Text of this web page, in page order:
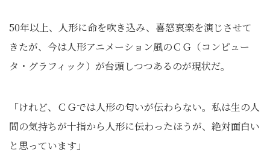
50年以上、人形に命を吹き込み、喜怒哀楽を演じさせて
きたが、今は人形アニメーション風のＣＧ（コンピュー
タ・グラフィック）が台頭しつつあるのが現状だ。
「けれど、ＣＧでは人形の匂いが伝わらない。私は生の人
間の気持ちが十指から人形に伝わったほうが、絶対面白い
と思っています」